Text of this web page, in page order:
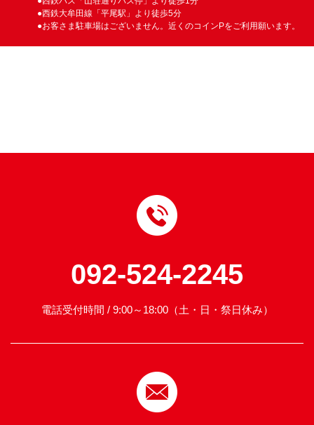
●西鉄大牟田線「平尾駅」より徒歩5分
●お客さま駐車場はございません。近くのコインPをご利用願います。
092-524-2245
電話受付時間 / 9:00～18:00（土・日・祭日休み）